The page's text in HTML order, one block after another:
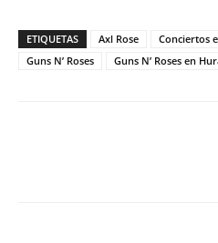
ETIQUETAS Axl Rose Conciertos
Guns N’ Roses
Guns N’ Roses en